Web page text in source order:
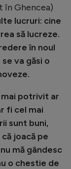
în Ghencea)
lucruri: cine
să lucreze.
în noul
va găsi o
mai potrivit ar
fi cel mai
sunt buni,
joacă pe
mă gândesc
o chestie de